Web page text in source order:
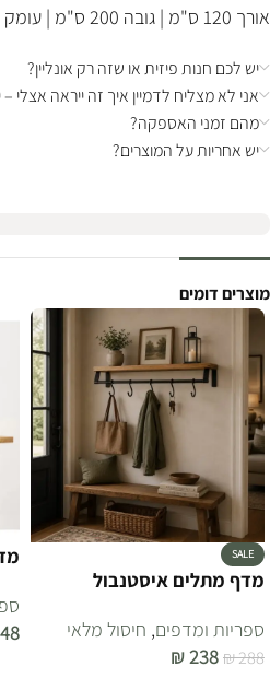
אורך 120 ס"מ | גובה 200 ס"מ | עומק 30 ס"מ
יש לכם חנות פיזית או שזה רק אונליין?
אני לא מצליח לדמיין איך זה ייראה אצלי
מהם זמני האספקה?
יש אחריות על המוצרים?
מוצרים דומים
SALE
מדף מתלים איסטנבול
ספריות ומדפים, חיסול מלאי
₪288
₪238